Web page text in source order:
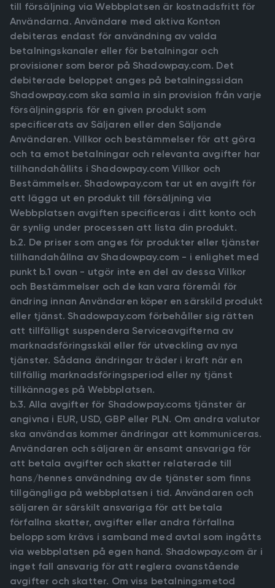
till försäljning via Webbplatsen är kostnadsfritt för
Användarna. Användare med aktiva Konton
debiteras endast för användning av valda
betalningskanaler eller för betalningar och
provisioner som beror på Shadowpay.com. Det
debiterade beloppet anges på betalningssidan
Shadowpay.com ska samla in sin provision från varje
försäljningspris för en given produkt som
specificerats av Säljaren eller den Säljande
Användaren. Villkor och bestämmelser för att göra
och ta emot betalningar och relevanta avgifter har
tillhandahållits i Shadowpay.com Villkor och
Bestämmelser. Shadowpay.com tar ut en avgift för
att lägga ut en produkt till försäljning via
Webbplatsen avgiften specificeras i ditt konto och
är synlig under processen att lista din produkt.
b.2. De priser som anges för produkter eller tjänster
tillhandahållna av Shadowpay.com - i enlighet med
punkt b.1 ovan - utgör inte en del av dessa Villkor
och Bestämmelser och de kan vara föremål för
ändring innan Användaren köper en särskild produkt
eller tjänst. Shadowpay.com förbehåller sig rätten
att tillfälligt suspendera Serviceavgifterna av
marknadsföringsskäl eller för utveckling av nya
tjänster. Sådana ändringar träder i kraft när en
tillfällig marknadsföringsperiod eller ny tjänst
tillkännages på Webbplatsen.
b.3. Alla avgifter för Shadowpay.coms tjänster är
angivna i EUR, USD, GBP eller PLN. Om andra valutor
ska användas kommer ändringar att kommuniceras.
Användaren och säljaren är ensamt ansvariga för
att betala avgifter och skatter relaterade till
hans/hennes användning av de tjänster som finns
tillgängliga på webbplatsen i tid. Användaren och
säljaren är särskilt ansvariga för att betala
förfallna skatter, avgifter eller andra förfallna
belopp som krävs i samband med avtal som ingåtts
via webbplatsen på egen hand. Shadowpay.com är i
inget fall ansvarig för att reglera ovanstående
avgifter och skatter. Om viss betalningsmetod